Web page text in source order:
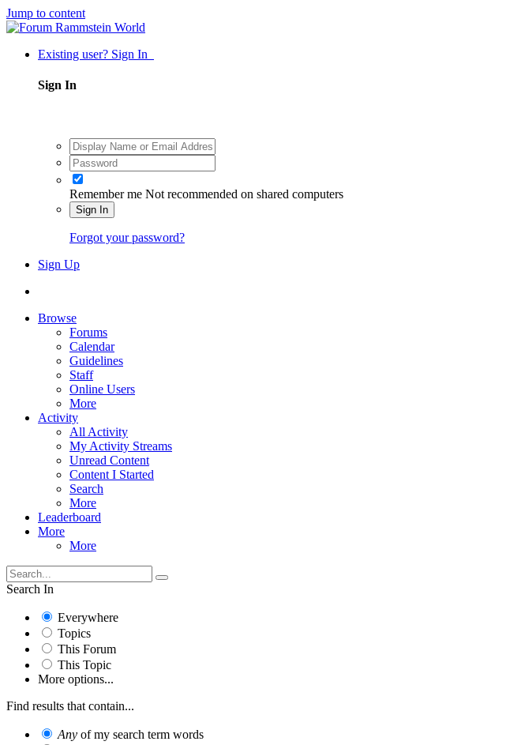
Jump to content
Existing user? Sign In
Sign In
Remember me Not recommended on shared computers
Sign In
Forgot your password?
Sign Up
Browse
Forums
Calendar
Guidelines
Staff
Online Users
More
Activity
All Activity
My Activity Streams
Unread Content
Content I Started
Search
More
Leaderboard
More
More
Search In
Everywhere
Topics
This Forum
This Topic
More options...
Find results that contain...
Any of my search term words